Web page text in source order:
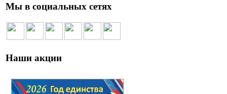
Мы в социальных сетях
Наши акции